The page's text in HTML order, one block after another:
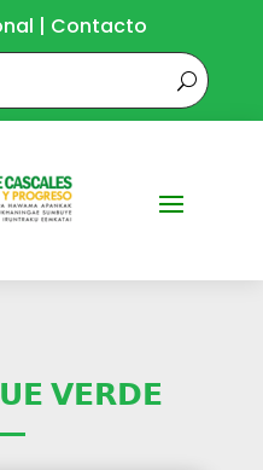
| Contacto
𝗩𝗘𝗥𝗗𝗘